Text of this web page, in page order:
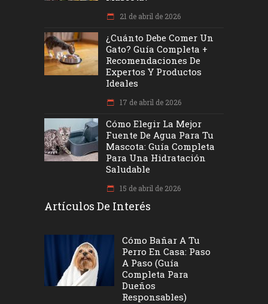
21 de abril de 2026
¿Cuánto Debe Comer Un
Gato? Guía Completa +
Recomendaciones De
Expertos Y Productos
Ideales
17 de abril de 2026
Cómo Elegir La Mejor
Fuente De Agua Para Tu
Mascota: Guía Completa
Para Una Hidratación
Saludable
15 de abril de 2026
Artículos De Interés
Cómo Bañar A Tu
Perro En Casa: Paso
A Paso (Guía
Completa Para
Dueños
Responsables)